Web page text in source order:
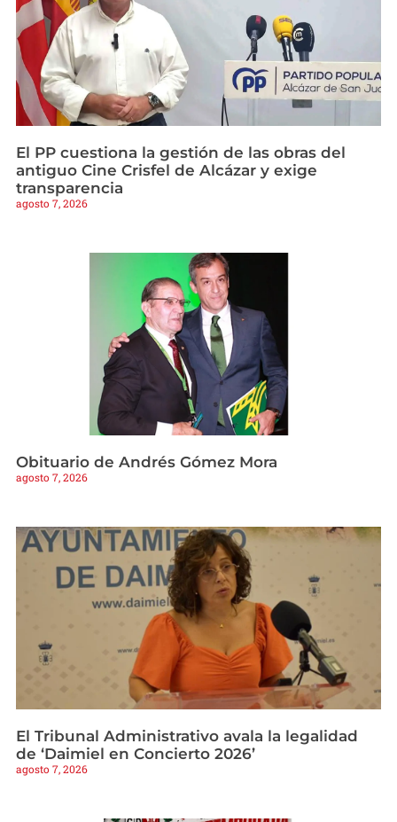
El PP cuestiona la gestión de las obras del
antiguo Cine Crisfel de Alcázar y exige
transparencia
agosto 7, 2026
Obituario de Andrés Gómez Mora
agosto 7, 2026
El Tribunal Administrativo avala la legalidad
de ‘Daimiel en Concierto 2026’
agosto 7, 2026